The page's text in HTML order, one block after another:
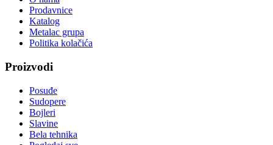
Prodavnice
Katalog
Metalac grupa
Politika kolačića
Proizvodi
Posuđe
Sudopere
Bojleri
Slavine
Bela tehnika